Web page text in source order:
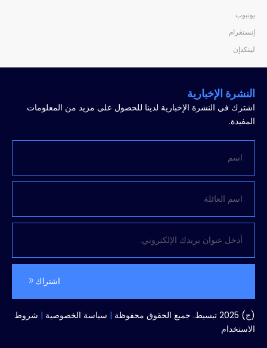
يوتيوب
إنستغرام
لينكدإن
النشرة الإخبارية
اشترك في النشرة الإخبارية لدينا للحصول على مزيد من المعلومات
المفيدة.
اشتراك
(ج) 2025 تبسيط. جميع الحقوق محفوظة | سياسة الخصوصية | شروط
الاستخدام